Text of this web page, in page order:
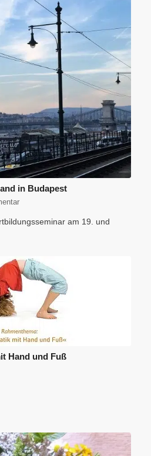
in Budapest
am 19. und
Hand und Fuß